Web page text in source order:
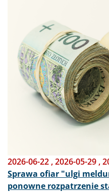
2026-06-22 ,2026-05-29 ,
Sprawa ofiar "ulgi
ponowne rozpatrzenie